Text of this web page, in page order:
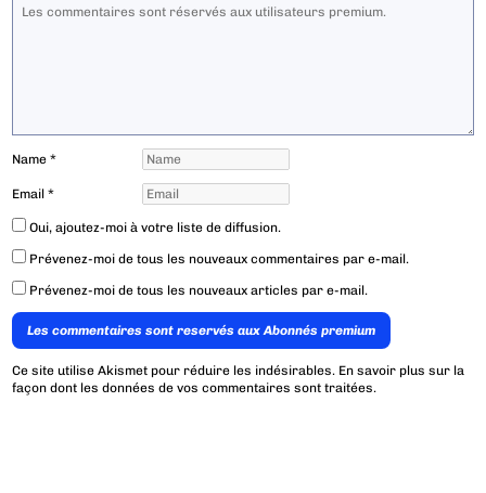
Name*
Email*
Oui, ajoutez-moi à votre liste de diffusion.
Prévenez-moi de tous les nouveaux commentaires par e-mail.
Prévenez-moi de tous les nouveaux articles par e-mail.
Les commentaires sont reservés aux Abonnés premium
Ce site utilise Akismet pour réduire les indésirables. En savoir plus sur la
façon dont les données de vos commentaires sont traitées.